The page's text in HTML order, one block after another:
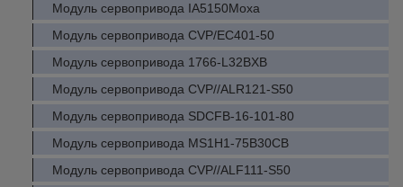
Модуль сервопривода IA5150Moxa
Модуль сервопривода CVP/EC401-50
Модуль сервопривода 1766-L32BXB
Модуль сервопривода CVP//ALR121-S50
Модуль сервопривода SDCFB-16-101-80
Модуль сервопривода MS1H1-75B30CB
Модуль сервопривода CVP//ALF111-S50